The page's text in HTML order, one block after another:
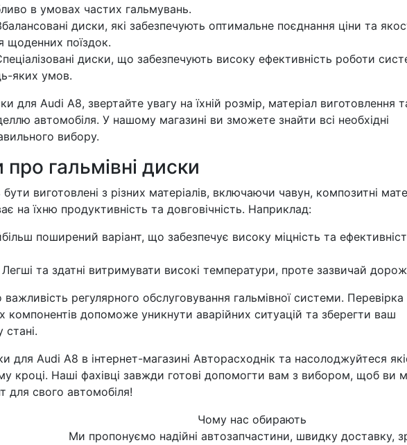
в умовах частих гальмувань.
диски, які забезпечують оптимальне поєднання ціни та
щоденних поїздок.
диски, що забезпечують високу ефективність роботи
яких умов.
для Audi A8, звертайте увагу на їхній розмір, матеріал виготовлення
автомобіля. У нашому магазині ви зможете знайти всі необхідні
вибору.
гальмівні диски
виготовлені з різних матеріалів, включаючи чавун, композитні
на їхню продуктивність та довговічність. Наприклад:
поширений варіант, що забезпечує високу міцність та
Легші та здатні витримувати високі температури, проте зазвичай
регулярного обслуговування гальмівної системи. Перевірка
компонентів допоможе уникнути аварійних ситуацій та зберегти ваш
стані.
для Audi A8 в інтернет-магазині Авторасходнік та насолоджуйтеся
кроці. Наші фахівці завжди готові допомогти вам з вибором, щоб ви
для свого автомобіля!
Чому нас обирають
Ми пропонуємо надійні автозапчастини, швидку доставку,